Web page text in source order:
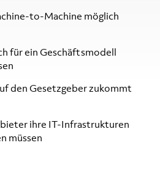
to-Machine möglich
für ein Geschäftsmodell
den Gesetzgeber zukommt
ihre IT-Infrastrukturen
müssen